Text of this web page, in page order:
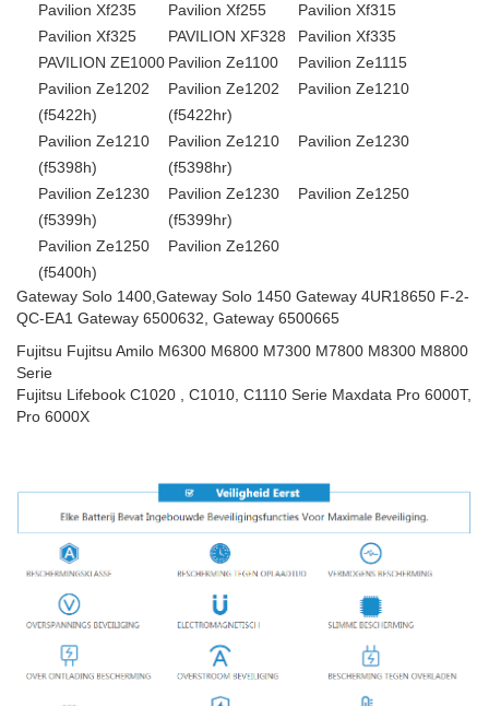
Pavilion Xf235
Pavilion Xf255
Pavilion Xf315
Pavilion Xf325
PAVILION XF328
Pavilion Xf335
PAVILION ZE1000 Pavilion Ze1100
Pavilion Ze1115
Pavilion Ze1202
(f5422h)
Pavilion Ze1202
(f5422hr)
Pavilion Ze1210
Pavilion Ze1210
(f5398h)
Pavilion Ze1210
(f5398hr)
Pavilion Ze1230
Pavilion Ze1230
(f5399h)
Pavilion Ze1230
(f5399hr)
Pavilion Ze1250
Pavilion Ze1250
(f5400h)
Pavilion Ze1260
Gateway Solo 1400,Gateway Solo 1450 Gateway 4UR18650 F-2-
QC-EA1 Gateway 6500632, Gateway 6500665
Fujitsu Fujitsu Amilo M6300 M6800 M7300 M7800 M8300 M8800
Serie
Fujitsu Lifebook C1020 , C1010, C1110 Serie Maxdata Pro 6000T,
Pro 6000X